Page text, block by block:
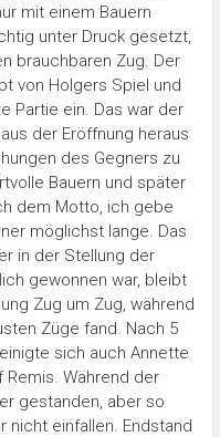
mit einem Bauern
unter Druck gesetzt,
brauchbaren Zug. Der
von Holgers Spiel und
Partie ein. Das war der
der Eröffnung heraus
des Gegners zu
Bauern und später
dem Motto, ich gebe
möglichst lange. Das
in der Stellung der
gewonnen war, bleibt
Zug um Zug, während
Züge fand. Nach 5
sich auch Annette
Während der
gestanden, aber so
nicht einfallen. Endstand